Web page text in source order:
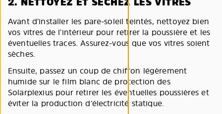
Avant d’installer les pare-soleil teintés, nettoyez bien
vos vitres de l’intérieur pour retirer la poussière et les
éventuelles traces. Assurez-vous que vos vitres soient
sèches.
Ensuite, passez un coup de chiffon légèrement
humide sur le film blanc de protection des
Solarplexius pour retirer les éventuelles poussières et
éviter la production d‘électricité statique.